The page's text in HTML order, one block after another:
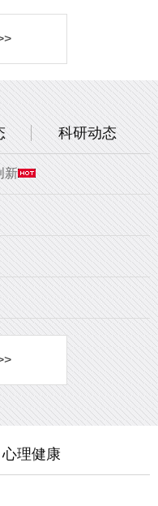
科研动态
新
心理健康